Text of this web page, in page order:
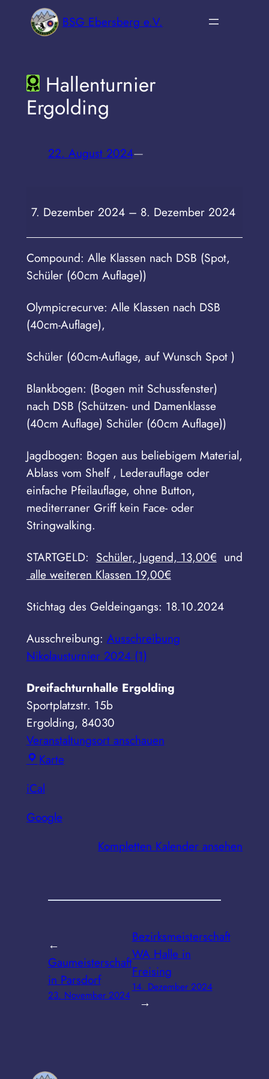
BSG Ebersberg e.V.
Hallenturnier
Ergolding
22. August 2024—
Ergolding
7. Dezember 2024 – 8. Dezember 2024
Compound: Alle Klassen nach DSB (Spot,
Schüler (60cm Auflage))
Olympicrecurve: Alle Klassen nach DSB
(40cm-Auflage),
Schüler (60cm-Auflage, auf Wunsch Spot )
Blankbogen: (Bogen mit Schussfenster)
nach DSB (Schützen- und Damenklasse
(40cm Auflage) Schüler (60cm Auflage))
Jagdbogen: Bogen aus beliebigem Material,
Ablass vom Shelf , Lederauflage oder
einfache Pfeilauflage, ohne Button,
mediterraner Griff kein Face- oder
Stringwalking.
STARTGELD: Schüler, Jugend, 13,00€ und
alle weiteren Klassen 19,00€
Stichtag des Geldeingangs: 18.10.2024
Ausschreibung: Ausschreibung
Nikolausturnier 2024 (1)
Dreifachturnhalle Ergolding
Sportplatzstr. 15b
Ergolding, 84030
Veranstaltungsort anschauen
KarteDreifachturnhalle
iCal
Google
Kompletten Kalender ansehen
←
Gaumeisterschaft
in Parsdorf
23. November 2024
Bezirksmeisterschaft
WA Halle in
Freising
14. Dezember 2024
→